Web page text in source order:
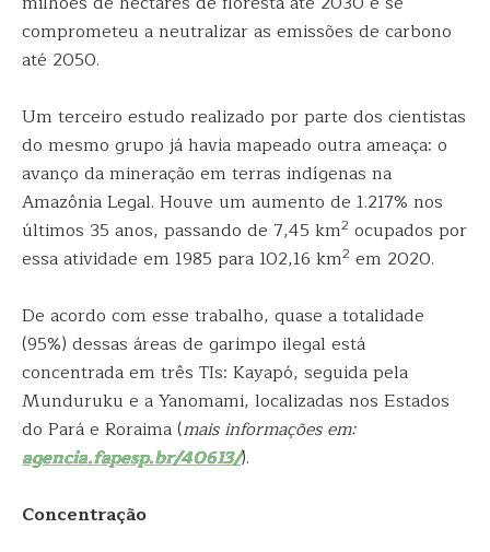
comprometeu a neutralizar as emissões de carbono
até 2050.
Um terceiro estudo realizado por parte dos cientistas
do mesmo grupo já havia mapeado outra ameaça: o
avanço da mineração em terras indígenas na
Amazônia Legal. Houve um aumento de 1.217% nos
últimos 35 anos, passando de 7,45 km2 ocupados por
essa atividade em 1985 para 102,16 km2 em 2020.
De acordo com esse trabalho, quase a totalidade
(95%) dessas áreas de garimpo ilegal está
concentrada em três TIs: Kayapó, seguida pela
Munduruku e a Yanomami, localizadas nos Estados
do Pará e Roraima (mais informações em:
agencia.fapesp.br/40613/).
Concentração